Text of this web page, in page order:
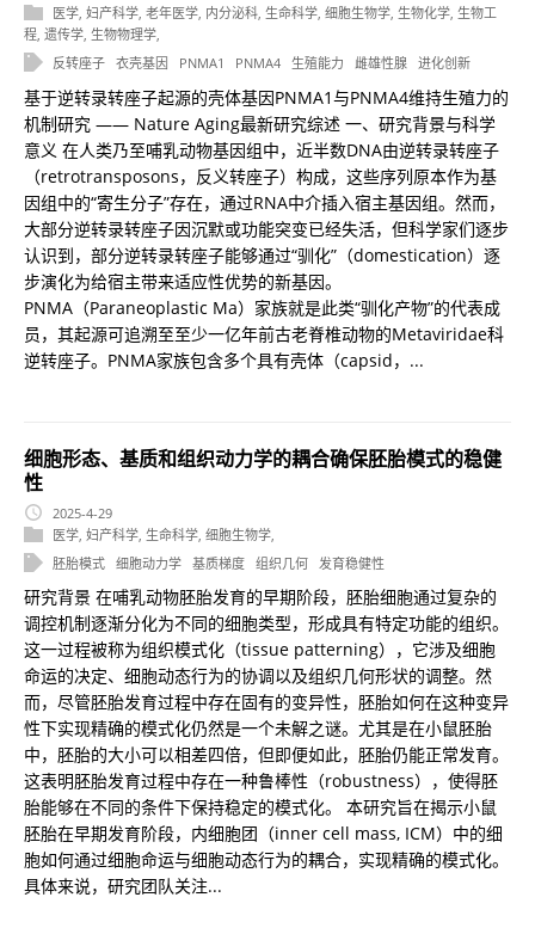
医学 妇产科学 老年医学 内分泌科 生命科学 细胞生物学 生物化学 生物工
程 遗传学 生物物理学
反转座子 衣壳基因 PNMA1 PNMA4 生殖能力 雌雄性腺 进化创新
基于逆转录转座子起源的壳体基因PNMA1与PNMA4维持生殖力的
机制研究 —— Nature Aging最新研究综述 一、研究背景与科学
意义 在人类乃至哺乳动物基因组中，近半数DNA由逆转录转座子
（retrotransposons，反义转座子）构成，这些序列原本作为基
因组中的“寄生分子”存在，通过RNA中介插入宿主基因组。然而，
大部分逆转录转座子因沉默或功能突变已经失活，但科学家们逐步
认识到，部分逆转录转座子能够通过“驯化”（domestication）逐
步演化为给宿主带来适应性优势的新基因。
PNMA（Paraneoplastic Ma）家族就是此类“驯化产物”的代表成
员，其起源可追溯至至少一亿年前古老脊椎动物的Metaviridae科
逆转座子。PNMA家族包含多个具有壳体（capsid，...
细胞形态、基质和组织动力学的耦合确保胚胎模式的稳健
性
2025-4-29
医学 妇产科学 生命科学 细胞生物学
胚胎模式 细胞动力学 基质梯度 组织几何 发育稳健性
研究背景 在哺乳动物胚胎发育的早期阶段，胚胎细胞通过复杂的
调控机制逐渐分化为不同的细胞类型，形成具有特定功能的组织。
这一过程被称为组织模式化（tissue patterning），它涉及细胞
命运的决定、细胞动态行为的协调以及组织几何形状的调整。然
而，尽管胚胎发育过程中存在固有的变异性，胚胎如何在这种变异
性下实现精确的模式化仍然是一个未解之谜。尤其是在小鼠胚胎
中，胚胎的大小可以相差四倍，但即便如此，胚胎仍能正常发育。
这表明胚胎发育过程中存在一种鲁棒性（robustness），使得胚
胎能够在不同的条件下保持稳定的模式化。 本研究旨在揭示小鼠
胚胎在早期发育阶段，内细胞团（inner cell mass, ICM）中的细
胞如何通过细胞命运与细胞动态行为的耦合，实现精确的模式化。
具体来说，研究团队关注...